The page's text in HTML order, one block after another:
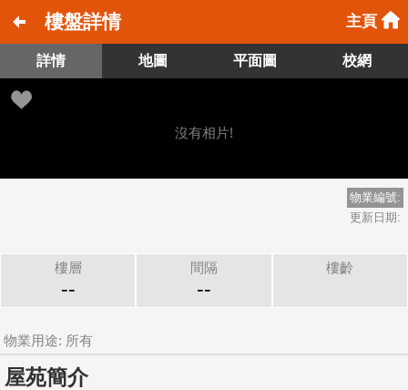
樓盤詳情 主頁
詳情 地圖 平面圖 校網
沒有相片!
物業編號:
更新日期:
樓層
--
間隔
--
樓齡
物業用途: 所有
屋苑簡介